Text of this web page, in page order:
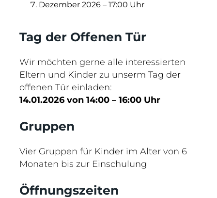
Dezember 2026 – 17:00 Uhr
Tag der Offenen Tür
Wir möchten gerne alle interessierten
Eltern und Kinder zu unserm Tag der
offenen Tür einladen:
14.01.2026 von 14:00 – 16:00 Uhr
Gruppen
Vier Gruppen für Kinder im Alter von 6
Monaten bis zur Einschulung
Öffnungszeiten